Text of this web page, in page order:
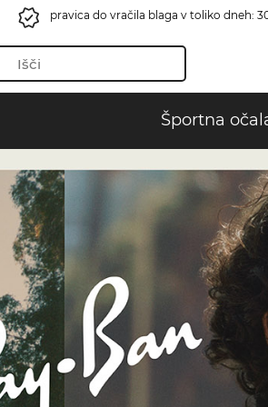
pravica do vračila blaga v toliko dneh:
Športna